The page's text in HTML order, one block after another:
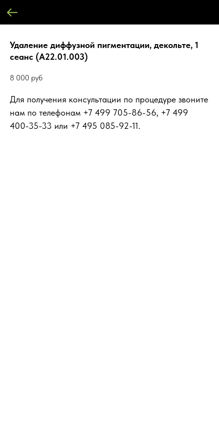
Удаление диффузной пигментации, декольте, 1
сеанс (А22.01.003)
8 000 руб
Для получения консультации по процедуре звоните
нам по телефонам +7 499 705-86-56, +7 499
400-35-33 или +7 495 085-92-11.